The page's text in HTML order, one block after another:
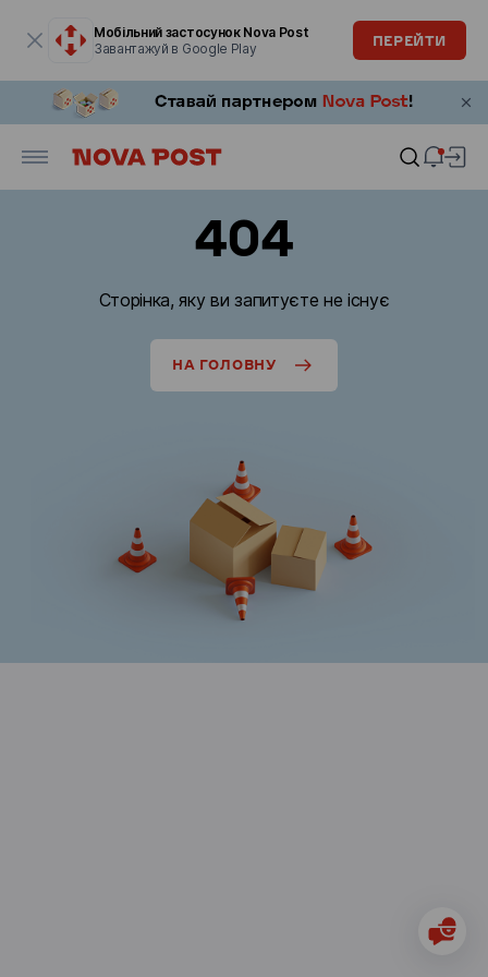
Мобільний застосунок Nova Post
Завантажуй в Google Play
ПЕРЕЙТИ
404
Сторінка, яку ви запитуєте не існує
НА ГОЛОВНУ